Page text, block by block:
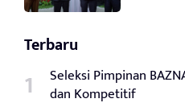
Terbaru
Seleksi Pimpinan
dan Kompetitif